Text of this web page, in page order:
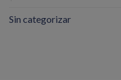
Sin categorizar